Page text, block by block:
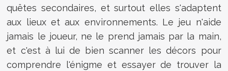
quêtes secondaires, et surtout elles s'adaptent
aux lieux et aux environnements. Le jeu n'aide
jamais le joueur, ne le prend jamais par la main,
et c'est à lui de bien scanner les décors pour
comprendre l'énigme et essayer de trouver la